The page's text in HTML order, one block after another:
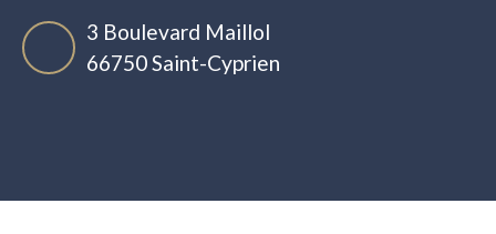
3 Boulevard Maillol
66750 Saint-Cyprien